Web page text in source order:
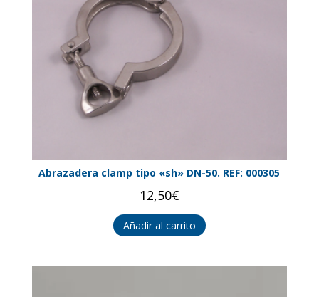
Abrazadera clamp tipo «sh» DN-50. REF: 000305
12,50€
Añadir al carrito